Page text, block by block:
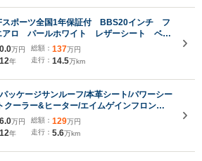
スポーツ全国1年保証付 BBS20インチ フ
アロ パールホワイト レザーシート ベン
ョン ナビ バックカメラ
万円
年
総額： 137万円
走行： 14.5万km
ッケージサンルーフ/本革シート/パワーシー
クーラー&ヒーター/エイムゲインフロント
/クルーズコントロール/ビルトインETC/純
バックカメラ/Bluetoothオーディオ
万円
年
総額： 129万円
走行： 5.6万km